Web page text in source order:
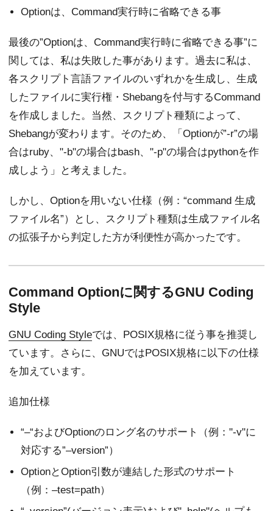
Optionは、Command実行時に省略できる事
最後の”Optionは、Command実行時に省略できる事”に
関しては、私は失敗した事があります。過去に私は、
各スクリプト言語ファイルのいずれかを生成し、生成
したファイルに実行権・Shebangを付与するCommand
を作成しました。当然、スクリプト種類によって、
Shebangが変わります。そのため、「Optionが”-r”の場
合はruby、"-b"の場合はbash、"-p"の場合はpythonを作
成しよう」と考えました。
しかし、Optionを用いない仕様（例：“command 生成
ファイル名”）とし、スクリプト種類は生成ファイル名
の拡張子から判定した方が利便性が高かったです。
Command Optionに関するGNU Coding
Style
GNU Coding Styleでは、POSIX規格に従う事を推奨し
ています。さらに、GNUではPOSIX規格に以下の仕様
を加えています。
追加仕様
“–“およびOptionのロング名のサポート（例："-v"に
対応する”–version”）
OptionとOption引数が連結した形式のサポート
（例：–test=path）